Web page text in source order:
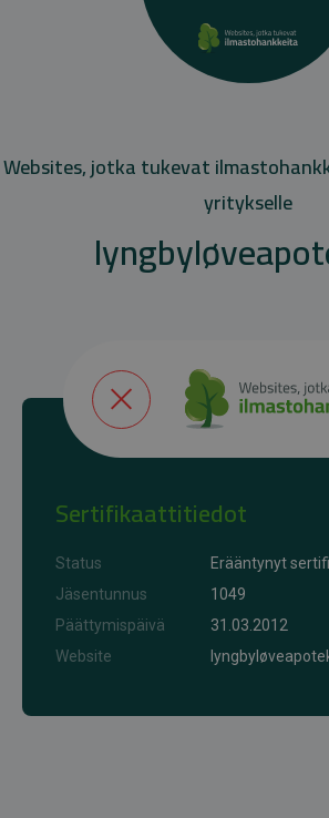
Websites, jotka tukevat
yritykselle
Sertifikaattitiedot
Status
Erääntynyt
Jäsentunnus
1049
Päättymispäivä
31.03.2012
Website